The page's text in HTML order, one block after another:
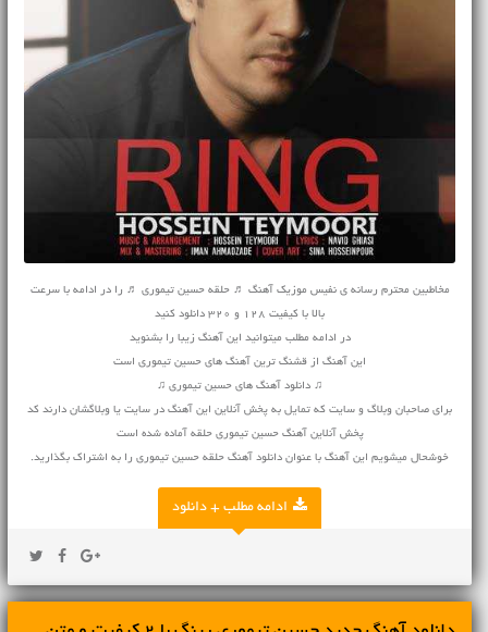
مخاطبین محترم رسانه ی نفیس موزیک آهنگ ♬ حلقه حسین تیموری ♬ را در ادامه با سرعت
بالا با کیفیت 128 و 320 دانلود کنید
در ادامه مطلب میتوانید این آهنگ زیبا را بشنوید
این آهنگ از قشنگ ترین آهنگ های حسین تیموری است
♫ دانلود آهنگ های حسین تیموری ♫
برای صاحبان وبلاگ و سایت که تمایل به پخش آنلاین این آهنگ در سایت یا وبلاگشان دارند کد
پخش آنلاین آهنگ حسین تیموری حلقه آماده شده است
خوشحال میشویم این آهنگ با عنوان دانلود آهنگ حلقه حسین تیموری را به اشتراک بگذارید.
ادامه مطلب + دانلود